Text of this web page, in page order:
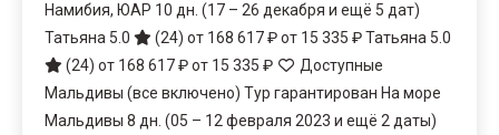
Намибия, ЮАР 10 дн. (17 – 26 декабря и ещё 5 дат)
Татьяна 5.0
(24) от 168 617 ₽от 15 335 ₽Татьяна 5.0
(24) от 168 617 ₽от 15 335 ₽
Доступные
Мальдивы (все включено) Тур гарантирован На море
Мальдивы 8 дн. (05 – 12 февраля 2023 и ещё 2 даты)